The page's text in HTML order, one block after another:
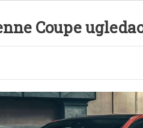
Coupe